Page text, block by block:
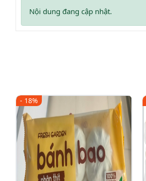
Nội dung đang cập nhật.
- 18%